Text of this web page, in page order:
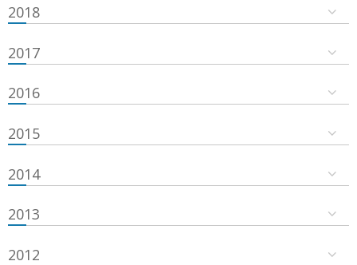
2018
2017
2016
2015
2014
2013
2012